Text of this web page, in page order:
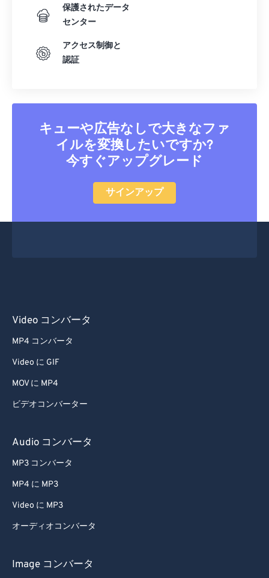
保護されたデータ
センター
アクセス制御と
認証
キューや広告なしで大きなファ
イルを変換したいですか?
今すぐアップグレード
サインアップ
Video コンバータ
MP4 コンバータ
Video に GIF
MOV に MP4
ビデオコンバーター
Audio コンバータ
MP3 コンバータ
MP4 に MP3
Video に MP3
オーディオコンバータ
Image コンバータ